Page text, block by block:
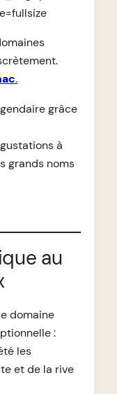
.
grâce
à
grands noms
au
domaine
:
les
et de la rive